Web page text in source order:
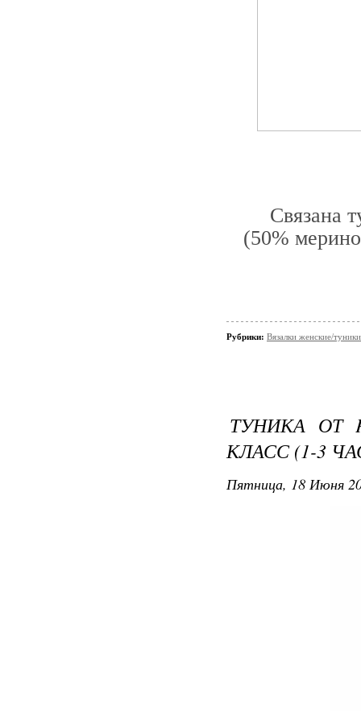
Связана
(50%
Рубрики: Вязалки женские/
ТУНИКА ОТ
КЛАСС (1-3
Пятница, 18 Июня